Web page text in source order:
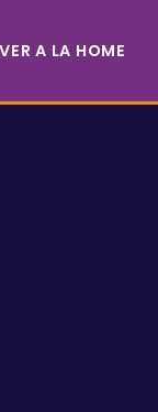
A LA HOME